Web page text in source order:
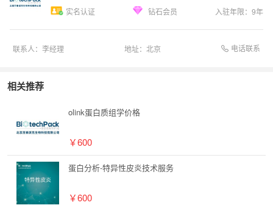
实名认证 钻石会员 入驻年限： 9年
联系人： 李经理 地址： 北京 电话联系
相关推荐
olink蛋白质组学价格
￥600
蛋白分析-特异性皮炎技术服务
￥600